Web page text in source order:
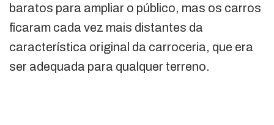
baratos para ampliar o público, mas os carros
ficaram cada vez mais distantes da
característica original da carroceria, que era
ser adequada para qualquer terreno.